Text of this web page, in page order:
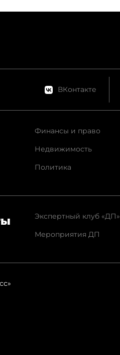
ВКонтакте
Финансы и право
Недвижимость
Политика
Экспертный клуб «ДП»
Мероприятия ДП